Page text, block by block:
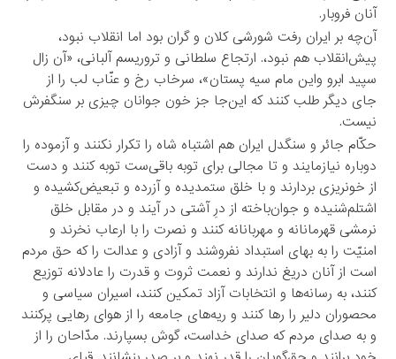
آنان فروبار.
آن‌چه بر ایران رفت شورشی کلان و گران بود اما انقلاب نبود،
پیش‌انقلاب هم نبود،. ارتجاع سلطانی و تروریسم آلبانی، «آن زال
سپید ابرو واین مام سیه پستان»، سرخاب رخ و عنّاب لب را از
جای دیگر طلب کنند که این‌جا جز خون جوانان چیزی بر سنگفرش
نیست.
حکّام جائر و سنگدل ایران هم اشتباه شاه را تکرار نکنند و آزموده را
دوباره نیازمایند و تا مجالی برای توبه باقی‌ست توبه کنند و دست
از خونریزی بردارند و با خلق ستمدیده و آزرده و تبعیض‌کشیده و
اشتلم‌شنیده و جوان‌باخته از درِ آشتی در آیند و در مقابل خلق
نرمشی قهرمانانه و مهربانانه کنند و نصرت را با ارعاب نخرند و
امنیّت را به بهای استبداد نفروشند و آزادی و عدالت را که حق مردم
است از آنان دریغ ندارند و نعمت ثروت و قدرت را عادلانه توزیع
کنند، به رسانه‌ها و انتخابات آزاد تمکین کنند، اسیران سیاسی و
محصوران دلیر را رها کنند و ریه‌های جامعه را از هوای رهایی پرکنند
و به صدای مردم که صدای خداست، گوش بسپارند. مدّاحان را از